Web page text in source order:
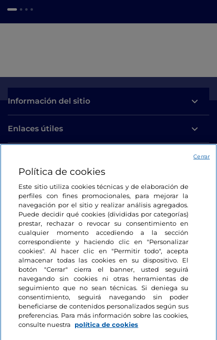
Información del sitio
Enlaces útiles
Estamos en contacto
Política de cookies
Este sitio utiliza cookies técnicas y de elaboración de
perfiles con fines promocionales, para mejorar la
navegación por el sitio y realizar análisis agregados.
Puede decidir qué cookies (divididas por categorías)
prestar, rechazar o revocar su consentimiento en
cualquier momento accediendo a la sección
correspondiente y haciendo clic en "Personalizar
cookies". Al hacer clic en "Permitir todo", acepta
almacenar todas las cookies en su dispositivo. El
botón "Cerrar" cierra el banner, usted seguirá
navegando sin cookies ni otras herramientas de
seguimiento que no sean técnicas. Si deniega su
consentimiento, seguirá navegando sin poder
beneficiarse de contenidos personalizados según sus
preferencias. Para más información sobre las cookies,
consulte nuestra
política de cookies
Cerrar